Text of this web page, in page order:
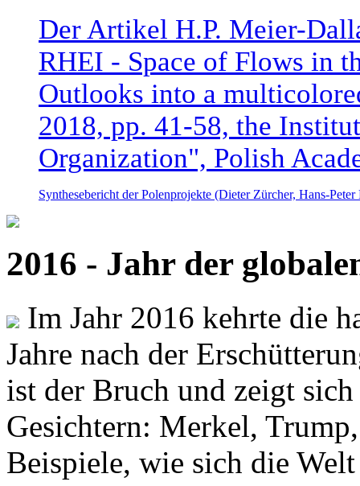
Der Artikel H.P. Meier-
RHEI - Space of Flows in
Outlooks into a
2018, pp. 41-58, the
Organization", Polish
Synthesebericht der Polenprojekte (Dieter Zürcher, Hans-
2016 - Jahr der
Im Jahr 2016 kehrte die
Jahre nach der
ist der Bruch und zeigt
Gesichtern: Merkel,
Beispiele, wie sich die